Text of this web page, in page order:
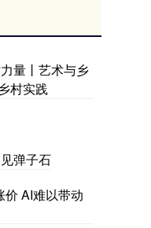
量丨艺术与乡
村实践
弹子石
价 AI难以带动